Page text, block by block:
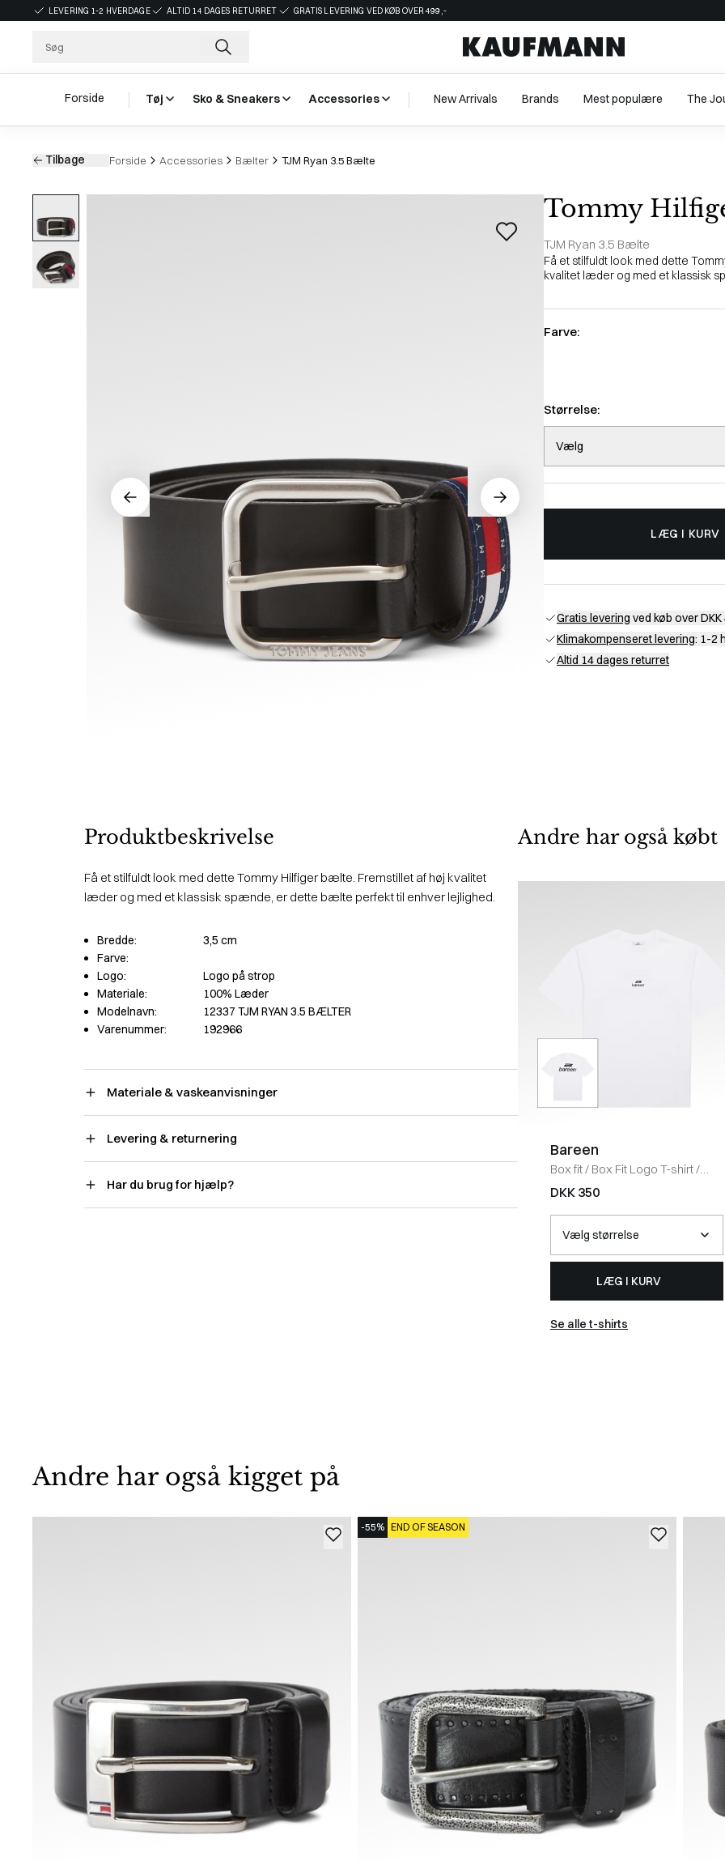
LEVERING 1-2 HVERDAGE ALTID 14 DAGES RETURRET GRATIS LEVERING VED KØB OVER 499,-
Forside Tøj Sko & Sneakers Accessories New Arrivals Brands Mest populære The
Tilbage Forside Accessories Bælter TJM Ryan 3.5 Bælte
Tommy
TJM Ryan 3.5 Bælte
Få et stilfuldt look med dette
kvalitet læder og med et klassisk
Farve:
Størrelse:
Vælg
LÆG I KURV
Gratis levering ved køb over DKK
Klimakompenseret levering: 1-2
Altid 14 dages returret
Produktbeskrivelse
Få et stilfuldt look med dette Tommy Hilfiger bælte. Fremstillet af høj kvalitet
læder og med et klassisk spænde, er dette bælte perfekt til enhver lejlighed.
Bredde:
3,5 cm
Farve:
Logo:
Logo på strop
Materiale:
100% Læder
Modelnavn:
12337 TJM RYAN 3.5 BÆLTER
Varenummer:
192966
Materiale & vaskeanvisninger
Levering & returnering
Har du brug for hjælp?
Andre har også købt
Bareen
Box fit/ Box Fit Logo T-shirt/
WHITE
DKK 350
LÆG I KURV
Se alle t-shirts
Andre har også kigget på
-55% END OF SEASON